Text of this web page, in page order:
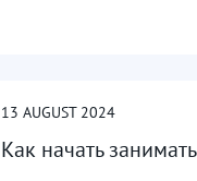
13 AUGUST 2024
Как начать